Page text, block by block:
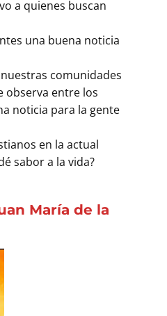
a quienes buscan
una buena noticia
comunidades
observa entre los
noticia para la gente
en la actual
sabor a la vida?
María de la